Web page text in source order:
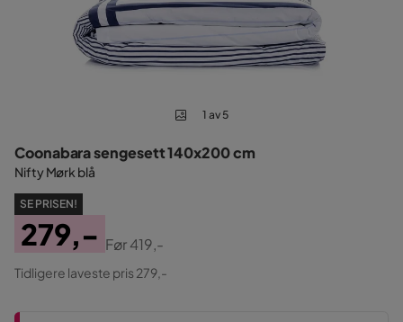
1 av 5
Coonabara sengesett 140x200 cm
Nifty Mørk blå
SE PRISEN!
Pris
279,-
Original
Pris
Før419,-
Tidligere laveste pris 279,-